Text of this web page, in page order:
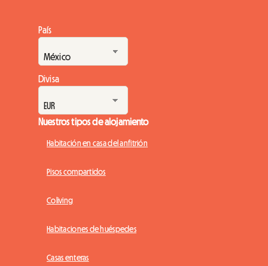
País
Divisa
Nuestros tipos de alojamiento
Habitación en casa del anfitrión
Pisos compartidos
Coliving
Habitaciones de huéspedes
Casas enteras